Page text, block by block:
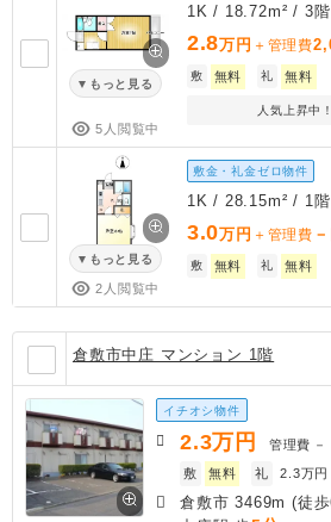
もっと見る
5人閲覧中
1K / 18.72m² / 3階
2.8万円 ＋管理費
敷 無料 礼 無料
人気上昇中
もっと見る
2人閲覧中
敷金・礼金ゼロ物件
1K / 28.15m² / 1階
3.0万円 ＋管理費 －
敷 無料 礼 無料
倉敷市中庄 マンション 1階
イチオシ物件
2.3万円 管理費 －
敷
無料 礼 2.3万円
倉敷市 3469m (徒